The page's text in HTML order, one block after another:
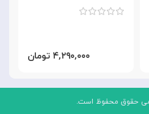
۴,۲۹۰,۰۰۰ تومان
حقوق محفوظ است.